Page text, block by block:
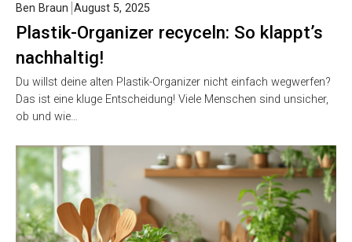
Plastik-Organizer recyceln: So klappt’s
nachhaltig!
Ben Braun August 5, 2025
Du willst deine alten Plastik-Organizer nicht einfach wegwerfen?
Das ist eine kluge Entscheidung! Viele Menschen sind unsicher,
ob und wie…